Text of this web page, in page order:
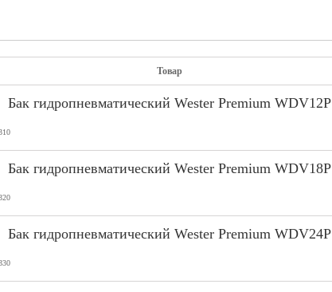
Товар
Бак гидропневматический Wester Premium WDV12P
Бак гидропневматический Wester Premium WDV18P
Бак гидропневматический Wester Premium WDV24P